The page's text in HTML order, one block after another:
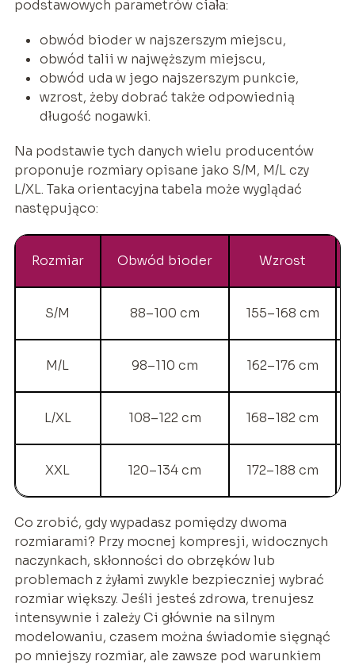
podstawowych parametrów ciała:
obwód bioder w najszerszym miejscu,
obwód talii w najwęższym miejscu,
obwód uda w jego najszerszym punkcie,
wzrost, żeby dobrać także odpowiednią
długość nogawki.
Na podstawie tych danych wielu producentów
proponuje rozmiary opisane jako S/M, M/L czy
L/XL. Taka orientacyjna tabela może wyglądać
następująco:
Rozmiar Obwód bioder Wzrost
S/M 88–100 cm 155–168 cm
M/L 98–110 cm 162–176 cm
L/XL 108–122 cm 168–182 cm
XXL 120–134 cm 172–188 cm
Co zrobić, gdy wypadasz pomiędzy dwoma
rozmiarami? Przy mocnej kompresji, widocznych
naczynkach, skłonności do obrzęków lub
problemach z żyłami zwykle bezpieczniej wybrać
rozmiar większy. Jeśli jesteś zdrowa, trenujesz
intensywnie i zależy Ci głównie na silnym
modelowaniu, czasem można świadomie sięgnąć
po mniejszy rozmiar, ale zawsze pod warunkiem